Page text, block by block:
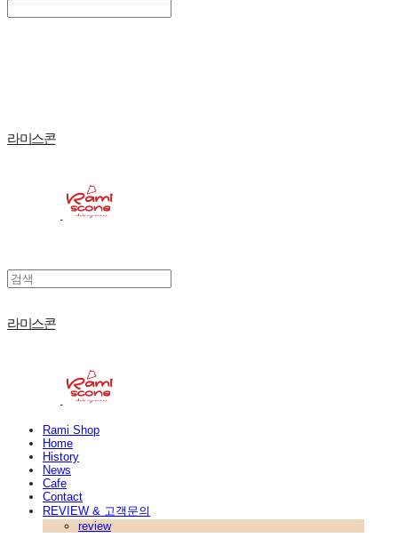
라미스콘
라미스콘
Rami Shop
Home
History
News
Cafe
Contact
REVIEW & 고객문의
review